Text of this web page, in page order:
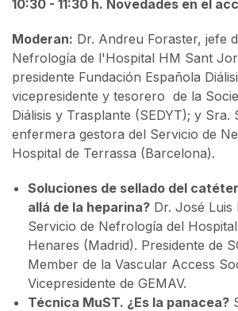
10:30 - 11:30 h. Novedades en el
Moderan: Dr. Andreu Foraster, jefe
Nefrología de l'Hospital HM Sant
presidente Fundación Española
vicepresidente y tesorero de la
Diálisis y Trasplante (SEDYT); y Sra.
enfermera gestora del Servicio de
Hospital de Terrassa (Barcelona).
Soluciones de sellado del
allá de la heparina? Dr. José
Servicio de Nefrología del
Henares (Madrid). Presidente de
Member de la Vascular Access
Vicepresidente de GEMAV.
Técnica MuST. ¿Es la panacea?